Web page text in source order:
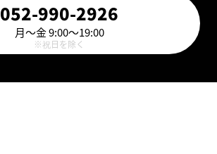
052-990-2926